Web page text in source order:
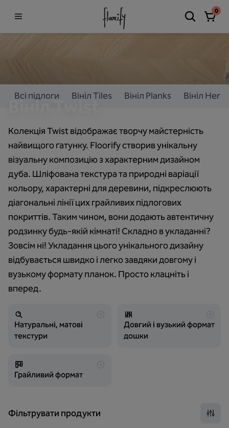
0
Вініл Twist
Всі підлоги Вініл Tiles Вініл Planks Вініл
Колекція Twist відображає творчу майстерність
найвищого ґатунку. Floorify створив унікальну
візуальну композицію з характерним дизайном
дуба. Шліфована текстура та природні варіації
кольору, характерні для деревини, підкреслюють
діагональні лінії цих грайливих підлогових
покриттів. Таким чином, вони додають автентичну
родзинку будь-якій кімнаті! Складно в укладанні?
Зовсім ні! Укладання цього унікального дизайну
відбувається швидко і легко завдяки довгому і
вузькому формату планок. Просто клацніть і
вперед.
Натуральні, матові
текстури
Довгий і вузький формат
дошки
Грайливий формат
Фільтрувати продукти